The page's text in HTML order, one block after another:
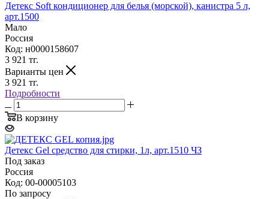
Детекс Soft кондиционер для белья (морской), канистра 5 л,
арт.1500
Мало
Россия
Код: н0000158607
3 921 тг.
Варианты цен
3 921 тг.
Подробности
В корзину
Детекс Gel средство для стирки, 1л, арт.1510 ЧЗ
Под заказ
Россия
Код: 00-00005103
По запросу